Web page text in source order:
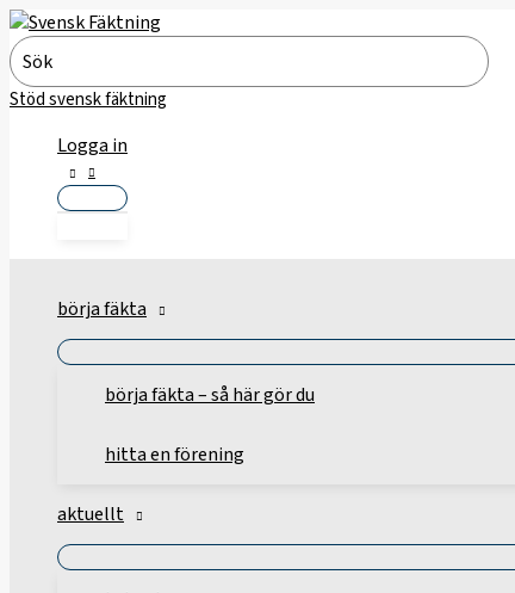
Hoppa
till
innehåll
Search
for:
Stöd svensk fäktning
Logga in
börja fäkta
börja fäkta – så här gör du
hitta en förening
aktuellt